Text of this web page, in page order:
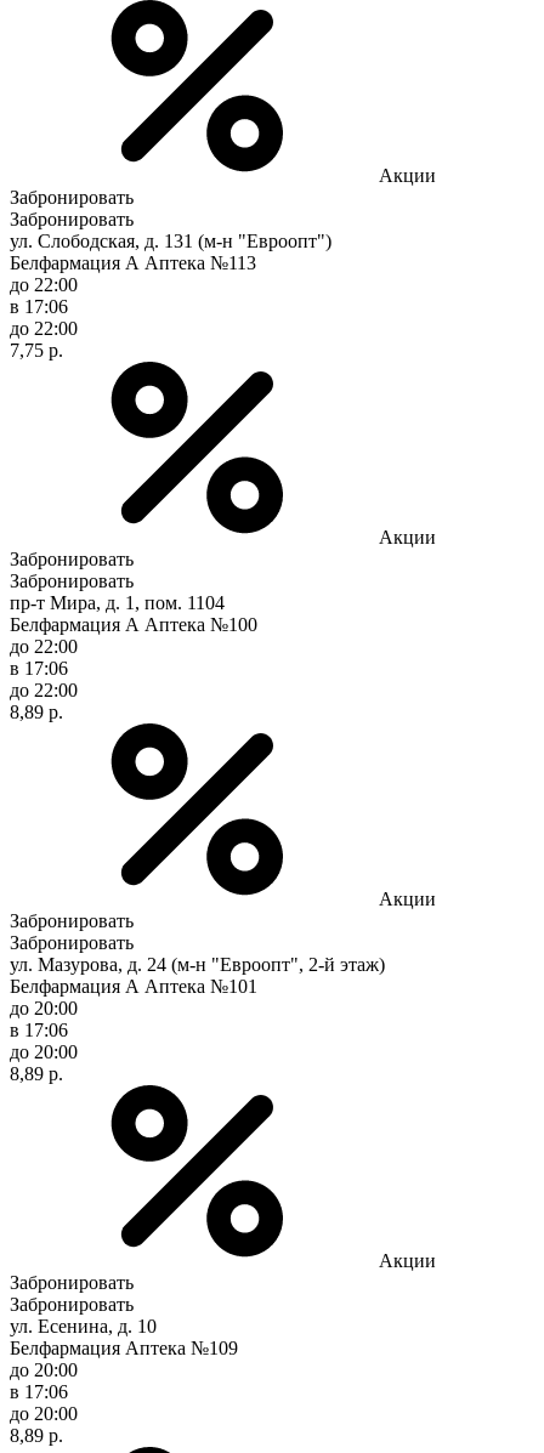
Акции
Забронировать
Забронировать
ул. Слободская, д. 131 (м-н "Евроопт")
Белфармация А Аптека №113
до 22:00
в 17:06
до 22:00
7,75 р.
Акции
Забронировать
Забронировать
пр-т Мира, д. 1, пом. 1104
Белфармация А Аптека №100
до 22:00
в 17:06
до 22:00
8,89 р.
Акции
Забронировать
Забронировать
ул. Мазурова, д. 24 (м-н "Евроопт", 2-й этаж)
Белфармация А Аптека №101
до 20:00
в 17:06
до 20:00
8,89 р.
Акции
Забронировать
Забронировать
ул. Есенина, д. 10
Белфармация Аптека №109
до 20:00
в 17:06
до 20:00
8,89 р.